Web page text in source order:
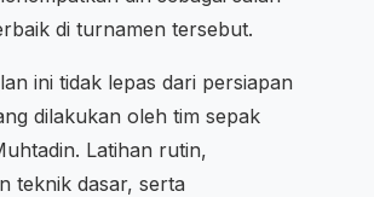
di turnamen tersebut.
ini tidak lepas dari persiapan
dilakukan oleh tim sepak
Latihan rutin,
teknik dasar, serta